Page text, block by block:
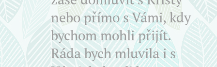
nebo přímo s Vámi, kdy
bychom mohli přijít.
Ráda bych mluvila i s